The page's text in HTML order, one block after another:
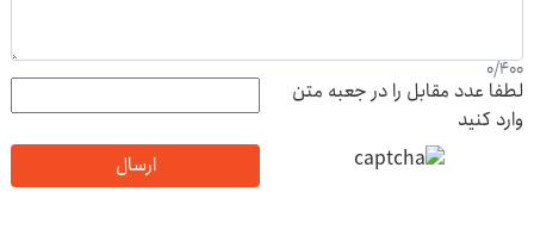
0/400
لطفا عدد مقابل را در جعبه متن
وارد کنید
ارسال